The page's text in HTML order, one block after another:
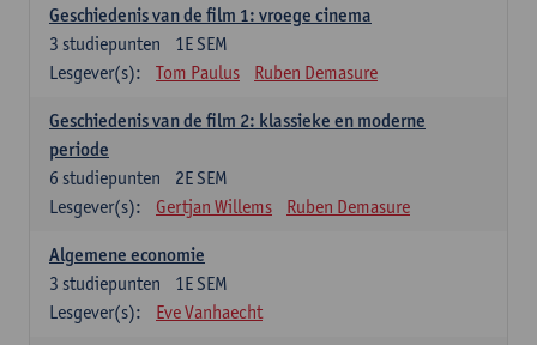
Geschiedenis van de film 1: vroege cinema
1E SEM
3 studiepunten
Lesgever(s):
Tom Paulus Ruben Demasure
Geschiedenis van de film 2: klassieke en moderne
periode
2E SEM
6 studiepunten
Lesgever(s):
Gertjan Willems Ruben Demasure
Algemene economie
1E SEM
3 studiepunten
Lesgever(s):
Eve Vanhaecht